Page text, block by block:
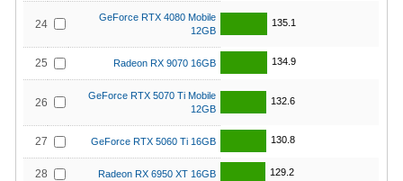
24
GeForce RTX 4080 Mobile
12GB
135.1
25 Radeon RX 9070 16GB 134.9
26
GeForce RTX 5070 Ti Mobile
12GB
132.6
27 GeForce RTX 5060 Ti 16GB 130.8
28 Radeon RX 6950 XT 16GB 129.2